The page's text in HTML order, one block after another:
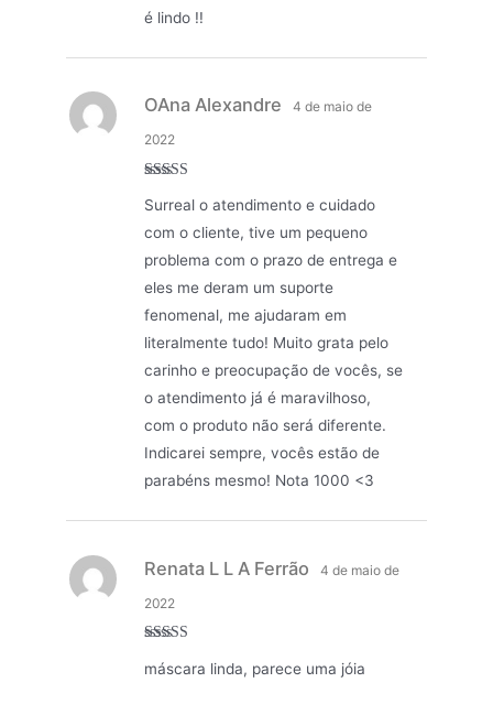
é lindo !!
de 5
OAna Alexandre
4 de maio de
2022
Surreal o atendimento e cuidado
com o cliente, tive um pequeno
problema com o prazo de entrega e
eles me deram um suporte
fenomenal, me ajudaram em
literalmente tudo! Muito grata pelo
carinho e preocupação de vocês, se
o atendimento já é maravilhoso,
com o produto não será diferente.
Indicarei sempre, vocês estão de
parabéns mesmo! Nota 1000 <3
de 5
Renata L L A Ferrão
4 de maio de
2022
máscara linda, parece uma jóia